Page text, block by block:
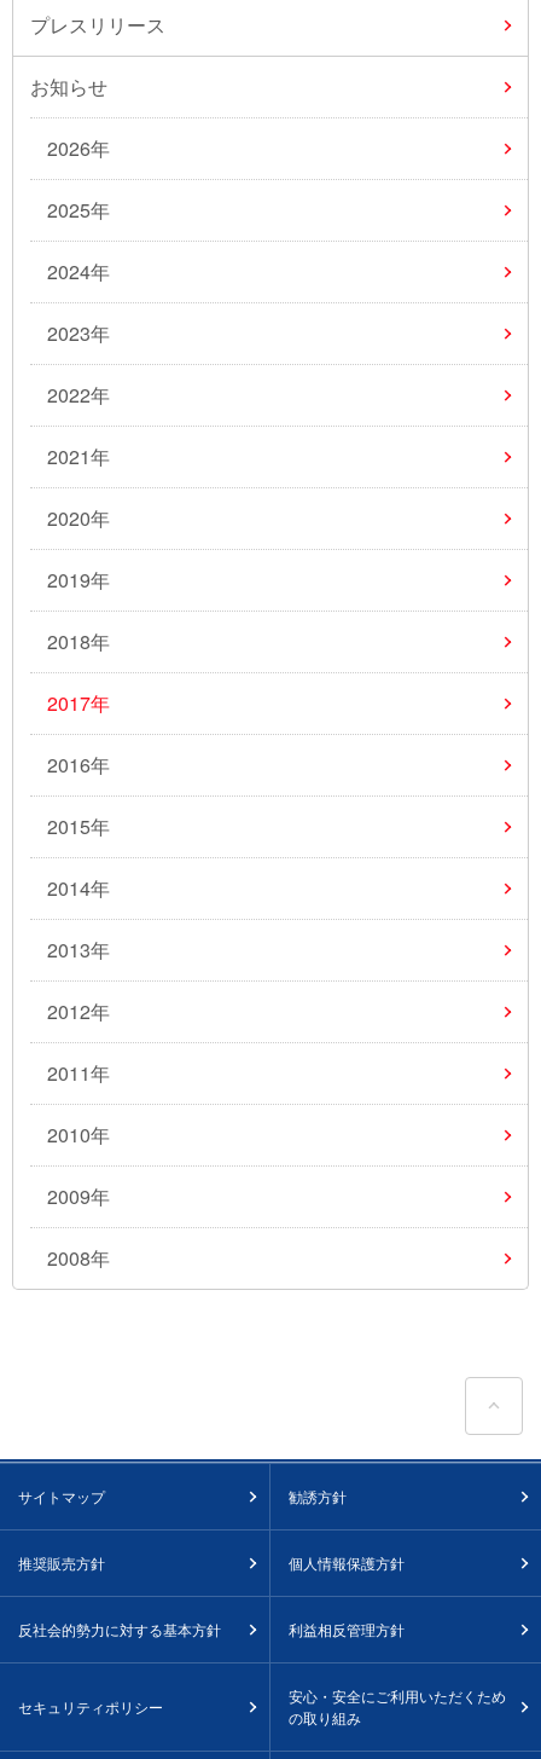
プレスリリース
お知らせ
2026年
2025年
2024年
2023年
2022年
2021年
2020年
2019年
2018年
2017年
2016年
2015年
2014年
2013年
2012年
2011年
2010年
2009年
2008年
ペ
サイトマップ 勧誘方針
推奨販売方針 個人情報保護方針
反社会的勢力に対する基本方針 利益相反管理方針
セキュリティポリシー
安心・安全にご利用いただくため
の取り組み